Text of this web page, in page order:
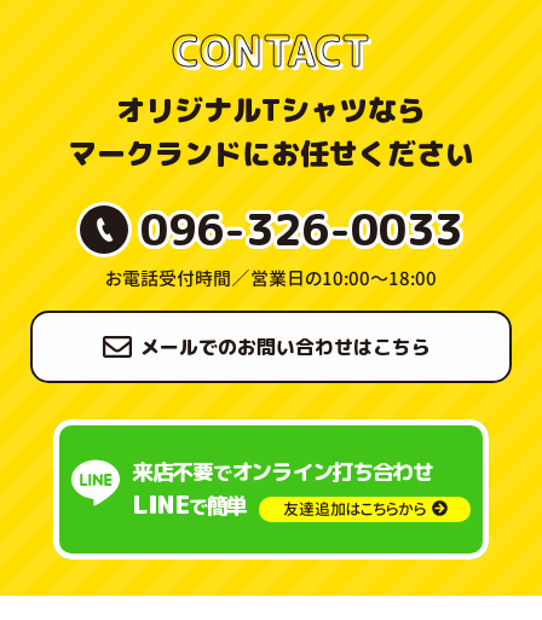
CONTACT
オリジナルTシャツなら
マークランドにお任せください
096-326-0033
お電話受付時間／営業日の10:00〜18:00
メールでのお問い合わせはこちら
来店不要でオンライン打ち合わせ
LINEで簡単 友達追加はこちらから